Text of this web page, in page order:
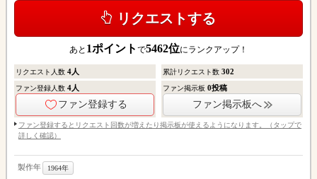
リクエストする
あと 1ポイント で5462位にランクアップ！
リクエスト人数 4人 累計リクエスト数302
ファン登録人数 4人
ファン登録する
ファン掲示板0投稿
ファン掲示板へ
ファン登録するとリクエスト回数が増えたり掲示板が使えるようになります。（タップで
詳しく確認）
製作年 1964年